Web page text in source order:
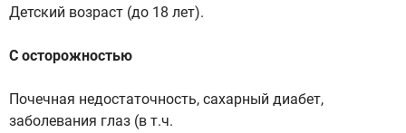
Детский возраст (до 18 лет).
С осторожностью
Почечная недостаточность, сахарный диабет,
заболевания глаз (в т.ч.